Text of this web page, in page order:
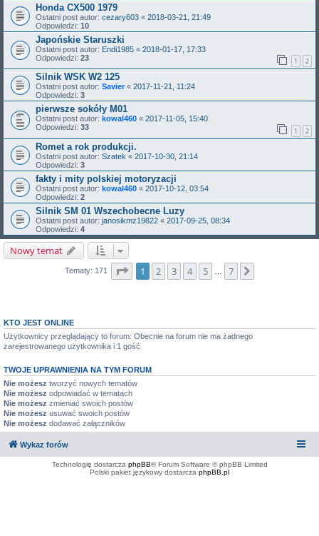
Honda CX500 1979
Ostatni post autor: cezary603 « 2018-03-21, 21:49
Odpowiedzi: 10
Japońskie Staruszki
Ostatni post autor: Endi1985 « 2018-01-17, 17:33
Odpowiedzi: 23 1 2
Silnik WSK W2 125
Ostatni post autor: Savier« 2017-11-21, 11:24
Odpowiedzi: 3
pierwsze sokóły M01
Ostatni post autor: kowal460 « 2017-11-05, 15:40
Odpowiedzi: 33 1 2
Romet a rok produkcji.
Ostatni post autor: Szatek « 2017-10-30, 21:14
Odpowiedzi: 3
fakty i mity polskiej motoryzacji
Ostatni post autor: kowal460 « 2017-10-12, 03:54
Odpowiedzi: 2
Silnik SM 01 Wszechobecne Luzy
Ostatni post autor: janosikmz19822 « 2017-09-25, 08:34
Odpowiedzi: 4
Nowy temat
Tematy: 171 Strona1 z7
1 2 3 4 5 7
KTO JEST ONLINE
Użytkownicy przeglądający to forum: Obecnie na forum nie ma żadnego
zarejestrowanego użytkownika i 1 gość
TWOJE UPRAWNIENIA NA TYM FORUM
Nie możesz tworzyć nowych tematów
Nie możesz odpowiadać w tematach
Nie możesz zmieniać swoich postów
Nie możesz usuwać swoich postów
Nie możesz dodawać załączników
Wykaz forów
Technologię dostarcza phpBB® Forum Software © phpBB Limited
Polski pakiet językowy dostarcza phpBB.pl